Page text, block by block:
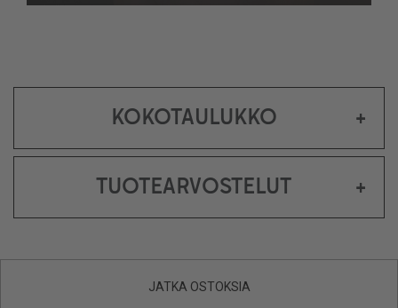
KOKOTAULUKKO +
TUOTEARVOSTELUT +
JATKA OSTOKSIA